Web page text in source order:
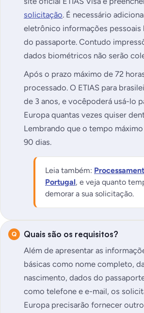
solicitação. É necessário
eletrônico informações pessoais
do passaporte. Contudo
dados biométricos não serão
Após o prazo máximo de 72
processado. O ETIAS para
de 3 anos, e vocêpoderá usá-lo
Europa quantas vezes quiser
Lembrando que o tempo
90 dias.
Leia também:
Portugal, e veja quanto
demorar a sua solicitação.
Quais são os requisitos?
Além de apresentar as
básicas como nome completo,
nascimento, dados do
como telefone e e-mail, os
Europa precisarão fornecer